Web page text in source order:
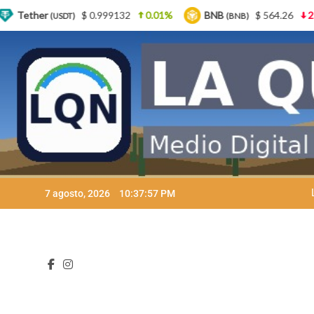
7 agosto, 2026 10:38:00 PM
BNB (BNB) $ 564.26 2.77% USDC(USDC) $